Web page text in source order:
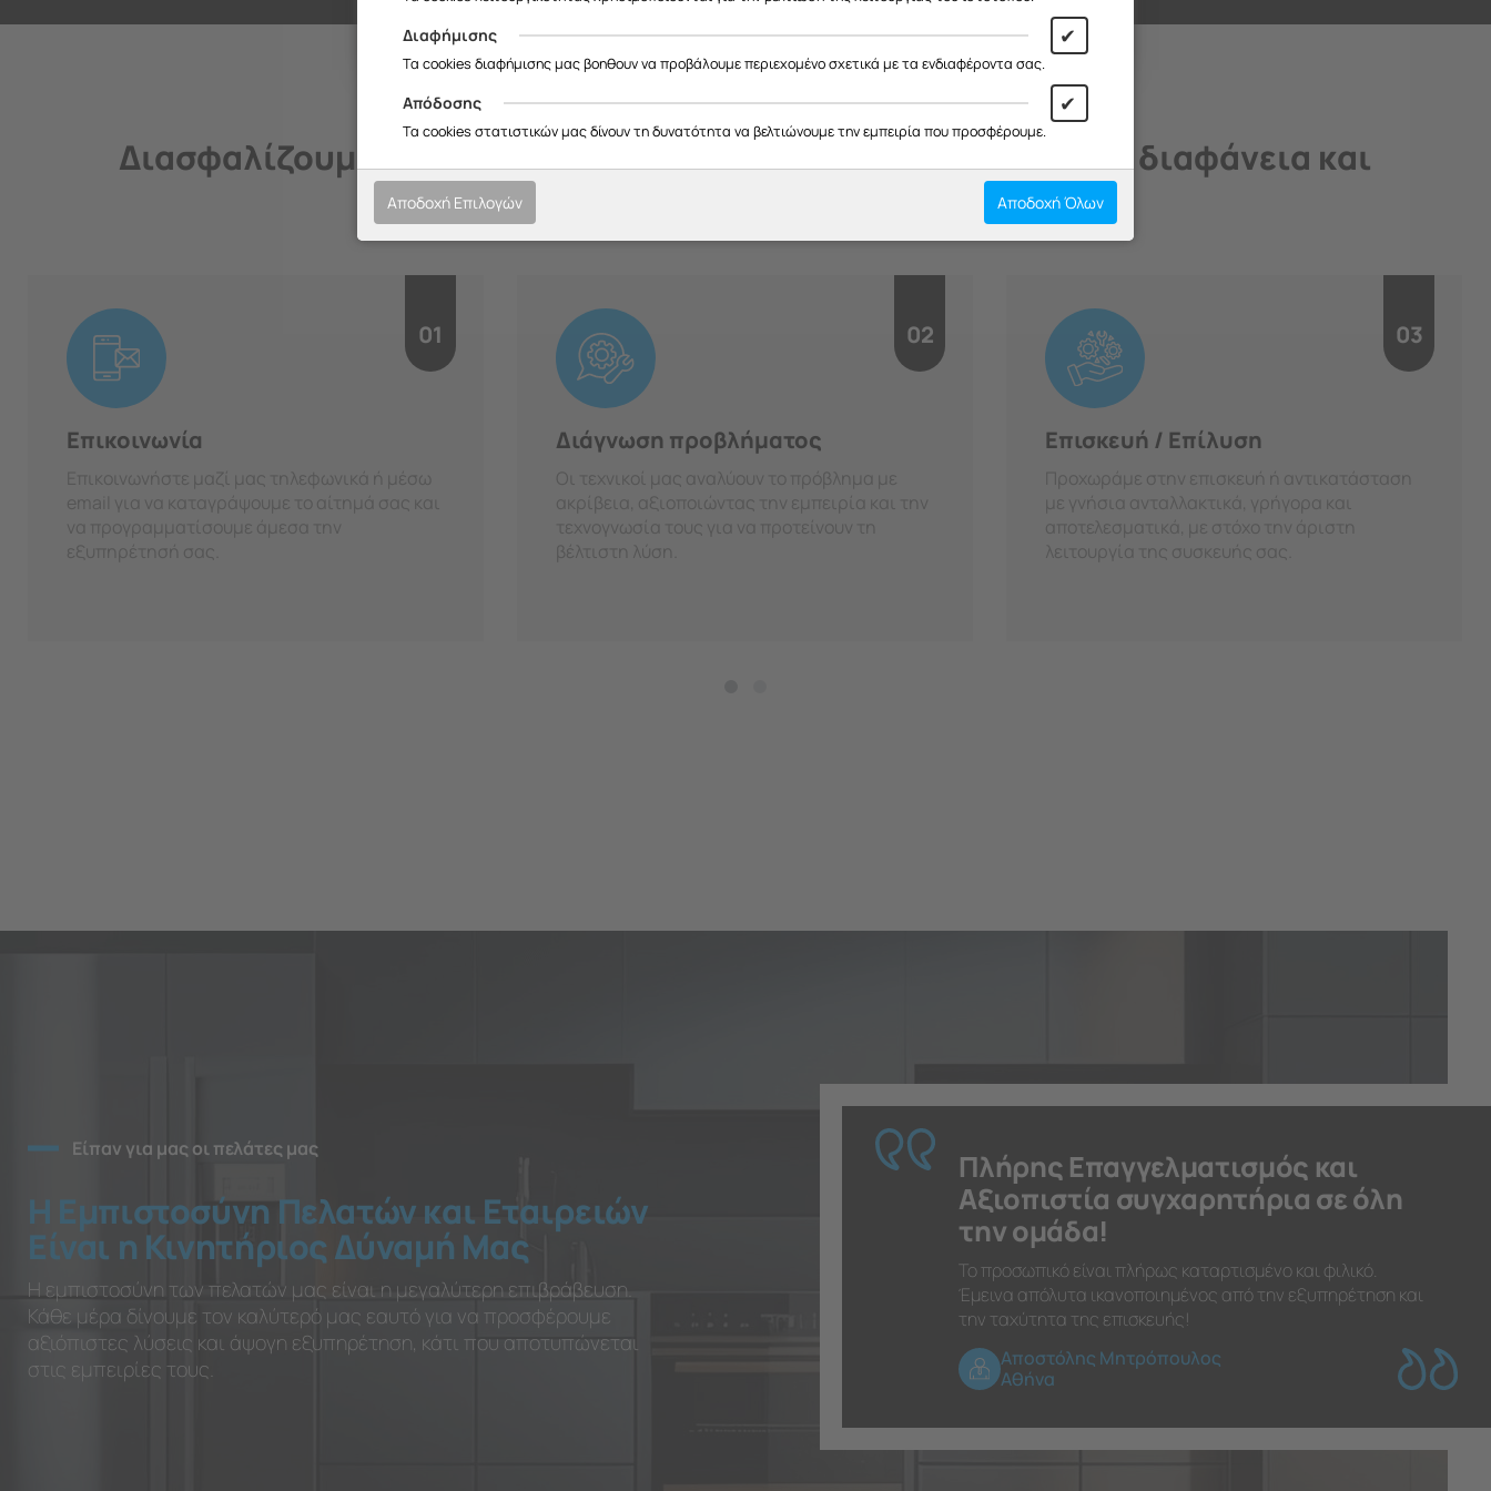
H Διαδικασία μας
Διασφαλίζουμε την ποιοτική εξυπηρέτηση σε κάθε στάδιο, με διαφάνεια και
01
Επικοινωνία
Επικοινωνήστε μαζί μας τηλεφωνικά ή μέσω
email για να καταγράψουμε το αίτημά σας και
να προγραμματίσουμε άμεσα την
εξυπηρέτησή σας.
02
Διάγνωση προβλήματος
Οι τεχνικοί μας αναλύουν το πρόβλημα με
ακρίβεια, αξιοποιώντας την εμπειρία και την
τεχνογνωσία τους για να προτείνουν τη
βέλτιστη λύση.
03
Επισκευή / Επίλυση
Προχωράμε στην επισκευή ή αντικατάσταση
με γνήσια ανταλλακτικά, γρήγορα και
αποτελεσματικά, με στόχο την άριστη
λειτουργία της συσκευής σας.
Είπαν για μας οι πελάτες μας
Η Εμπιστοσύνη Πελατών και Εταιρειών
Είναι η Κινητήριος Δύναμή Μας
Η εμπιστοσύνη των πελατών μας είναι η μεγαλύτερη επιβράβευση.
Κάθε μέρα δίνουμε τον καλύτερό μας εαυτό για να προσφέρουμε
αξιόπιστες λύσεις και άψογη εξυπηρέτηση, κάτι που αποτυπώνεται
στις εμπειρίες τους.
Πλήρης Επαγγελματισμός και
Αξιοπιστία συγχαρητήρια σε όλη
την ομάδα!
Το προσωπικό είναι πλήρως καταρτισμένο και φιλικό.
Έμεινα απόλυτα ικανοποιημένος από την εξυπηρέτηση και
την ταχύτητα της επισκευής!
Αποστόλης Μητρόπουλος
Αθήνα
Διαφήμισης ✔
Τα cookies διαφήμισης μας βοηθουν να προβάλουμε περιεχομένο σχετικά με τα ενδιαφέροντα σας.
Απόδοσης ✔
Τα cookies στατιστικών μας δίνουν τη δυνατότητα να βελτιώνουμε την εμπειρία που προσφέρουμε.
Αποδοχή Επιλογών Αποδοχή Όλων